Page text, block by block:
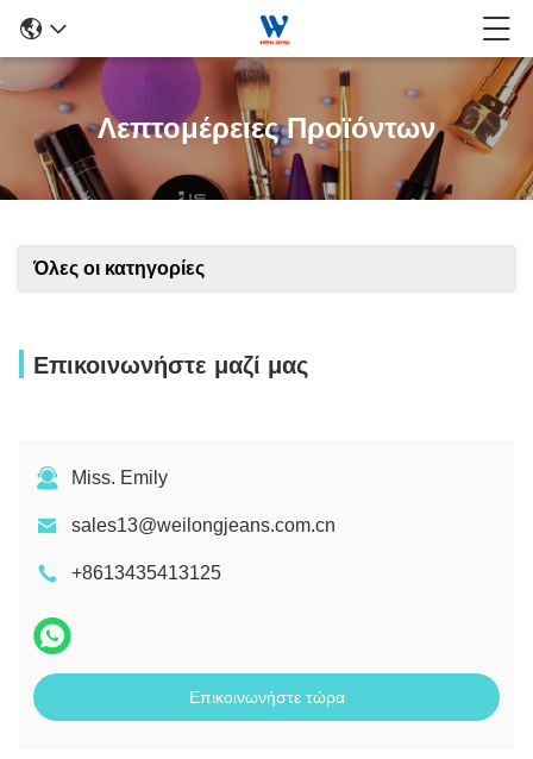
Λεπτομέρειες Προϊόντων
Όλες οι κατηγορίες
Επικοινωνήστε μαζί μας
Miss. Emily
sales13@weilongjeans.com.cn
+8613435413125
Επικοινωνήστε τώρα